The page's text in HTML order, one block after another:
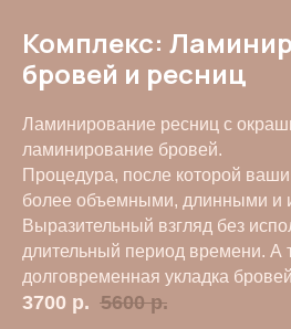
Комплекс:
бровей и ресниц
Ламинирование ресниц с
ламинирование бровей.
Процедура, после которой
более объемными, длинными и
Выразительный взгляд без
длительный период времени. А
долговременная укладка
3700 р. 5600 р.
мастераподчеркнут
ваши достоинства
Мы каждый день трудимся, чтобы вы выглядели
Наша команда — настоящие эксперты своего дела, готовые
воплотить в жизнь любые ваши идеи и создать идеальный